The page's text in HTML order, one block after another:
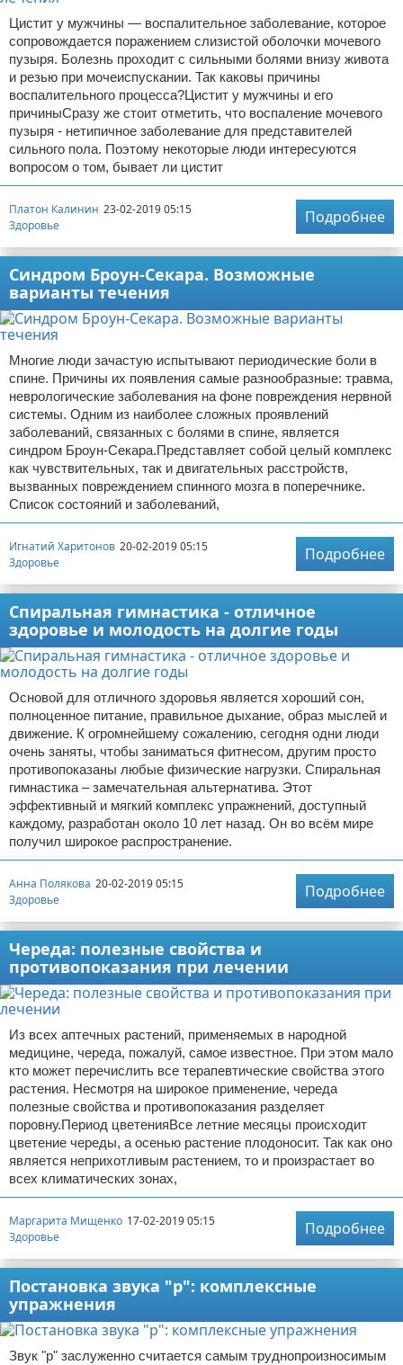
Цистит у мужчины — воспалительное заболевание, которое
сопровождается поражением слизистой оболочки мочевого
пузыря. Болезнь проходит с сильными болями внизу живота
и резью при мочеиспускании. Так каковы причины
воспалительного процесса?Цистит у мужчины и его
причиныСразу же стоит отметить, что воспаление мочевого
пузыря - нетипичное заболевание для представителей
сильного пола. Поэтому некоторые люди интересуются
вопросом о том, бывает ли цистит
Платон Калинин 23-02-2019 05:15
Здоровье
Подробнее
Синдром Броун-Секара. Возможные
варианты течения
Многие люди зачастую испытывают периодические боли в
спине. Причины их появления самые разнообразные: травма,
неврологические заболевания на фоне повреждения нервной
системы. Одним из наиболее сложных проявлений
заболеваний, связанных с болями в спине, является
синдром Броун-Секара.Представляет собой целый комплекс
как чувствительных, так и двигательных расстройств,
вызванных повреждением спинного мозга в поперечнике.
Список состояний и заболеваний,
Игнатий Харитонов 20-02-2019 05:15
Здоровье
Подробнее
Спиральная гимнастика - отличное
здоровье и молодость на долгие годы
Основой для отличного здоровья является хороший сон,
полноценное питание, правильное дыхание, образ мыслей и
движение. К огромнейшему сожалению, сегодня одни люди
очень заняты, чтобы заниматься фитнесом, другим просто
противопоказаны любые физические нагрузки. Спиральная
гимнастика – замечательная альтернатива. Этот
эффективный и мягкий комплекс упражнений, доступный
каждому, разработан около 10 лет назад. Он во всём мире
получил широкое распространение.
Анна Полякова 20-02-2019 05:15
Здоровье
Подробнее
Череда: полезные свойства и
противопоказания при лечении
Из всех аптечных растений, применяемых в народной
медицине, череда, пожалуй, самое известное. При этом мало
кто может перечислить все терапевтические свойства этого
растения. Несмотря на широкое применение, череда
полезные свойства и противопоказания разделяет
поровну.Период цветенияВсе летние месяцы происходит
цветение череды, а осенью растение плодоносит. Так как оно
является неприхотливым растением, то и произрастает во
всех климатических зонах,
Маргарита Мищенко 17-02-2019 05:15
Здоровье
Подробнее
Постановка звука "р": комплексные
упражнения
Звук "р" заслуженно считается самым труднопроизносимым